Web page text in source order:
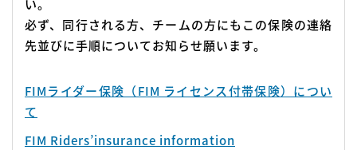
い。
必ず、同行される方、チームの方にもこの保険の連絡
先並びに手順についてお知らせ願います。
FIMライダー保険（FIM ライセンス付帯保険）につい
て
FIM Riders’insurance information